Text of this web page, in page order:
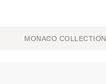
MONACO COLLECTION